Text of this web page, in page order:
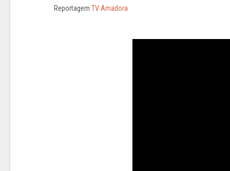
Reportagem TV Amadora